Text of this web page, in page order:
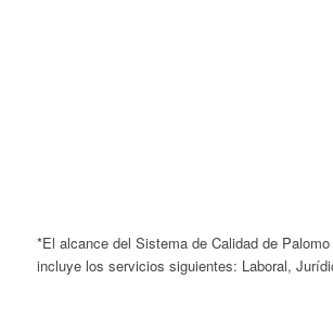
*El alcance del Sistema de Calidad de
incluye los servicios siguientes: Laboral,